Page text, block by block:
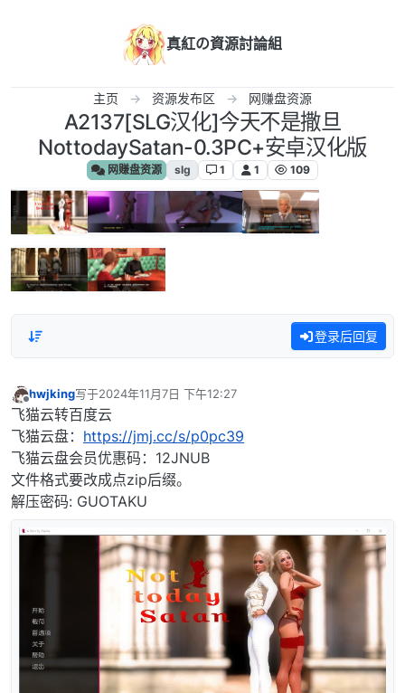
真紅の資源討論組
主页 资源发布区 网赚盘资源
A2137[SLG汉化]今天不是撒旦
NottodaySatan-0.3PC+安卓汉化版
网赚盘资源 slg 1 1 109
登录后回复
离线
hwjking写于2024年11月7日 下午12:27
最后由 编辑
飞猫云转百度云
飞猫云盘： https://jmj.cc/s/p0pc39
飞猫云盘会员优惠码：12JNUB
文件格式要改成点zip后缀。
解压密码: GUOTAKU